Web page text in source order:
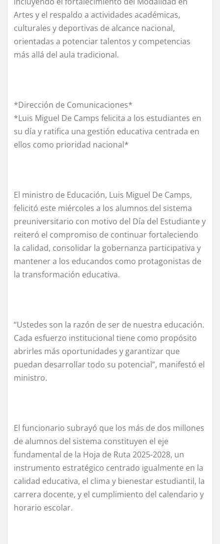
Artes y el respaldo a actividades académicas,
culturales y deportivas de alcance nacional,
orientadas a potenciar talentos y competencias
más allá del aula tradicional.
*Dirección de Comunicaciones*
*Luis Miguel De Camps felicita a los estudiantes en
su día y ratifica una gestión educativa centrada en
ellos como prioridad nacional*
El ministro de Educación, Luis Miguel De Camps,
felicitó este miércoles a los alumnos del sistema
preuniversitario con motivo del Día del Estudiante y
reiteró el compromiso de continuar fortaleciendo
la calidad, consolidar la gobernanza participativa y
mantener a los educandos como protagonistas de
la transformación educativa.
“Ustedes son la razón de ser de nuestra educación.
Cada esfuerzo institucional tiene como propósito
abrirles más oportunidades y garantizar que
puedan desarrollar todo su potencial”, manifestó el
ministro.
El funcionario subrayó que los más de dos millones
de alumnos del sistema constituyen el eje
fundamental de la Hoja de Ruta 2025-2028, un
instrumento estratégico centrado igualmente en la
calidad educativa, el clima y bienestar estudiantil, la
carrera docente, y el cumplimiento del calendario y
horario escolar.